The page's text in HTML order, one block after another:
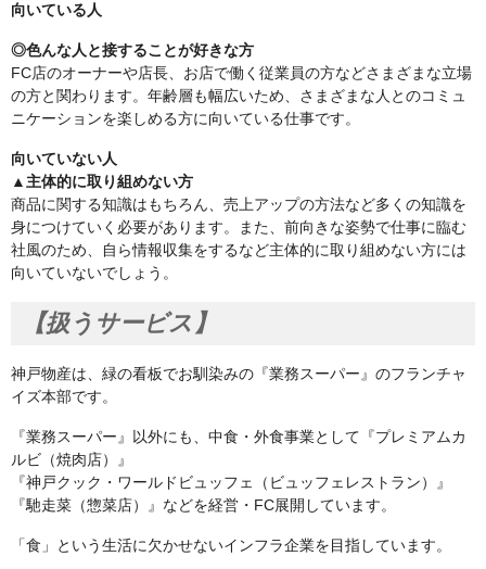
向いている人
◎色んな人と接することが好きな方
FC店のオーナーや店長、お店で働く従業員の方などさまざまな立場
の方と関わります。年齢層も幅広いため、さまざまな人とのコミュ
ニケーションを楽しめる方に向いている仕事です。
向いていない人
▲主体的に取り組めない方
商品に関する知識はもちろん、売上アップの方法など多くの知識を
身につけていく必要があります。また、前向きな姿勢で仕事に臨む
社風のため、自ら情報収集をするなど主体的に取り組めない方には
向いていないでしょう。
【扱うサービス】
神戸物産は、緑の看板でお馴染みの『業務スーパー』のフランチャ
イズ本部です。
『業務スーパー』以外にも、中食・外食事業として『プレミアムカ
ルビ（焼肉店）』
『神戸クック・ワールドビュッフェ（ビュッフェレストラン）』
『馳走菜（惣菜店）』などを経営・FC展開しています。
「食」という生活に欠かせないインフラ企業を目指しています。